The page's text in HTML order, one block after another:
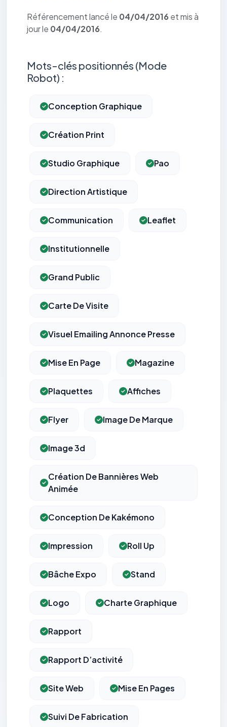
Référencement lancé le 04/04/2016 et mis à
jour le 04/04/2016.
Mots-clés positionnés (Mode
Robot) :
Conception Graphique
Création Print
Studio Graphique Pao
Direction Artistique
Communication Leaflet
Institutionnelle
Grand Public
Carte De Visite
Visuel Emailing Annonce Presse
Mise En Page Magazine
Plaquettes Affiches
Flyer Image De Marque
Image 3d
Création De Bannières Web
Animée
Conception De Kakémono
Impression Roll Up
Bâche Expo Stand
Logo Charte Graphique
Rapport
Rapport D’activité
Site Web Mise En Pages
Suivi De Fabrication